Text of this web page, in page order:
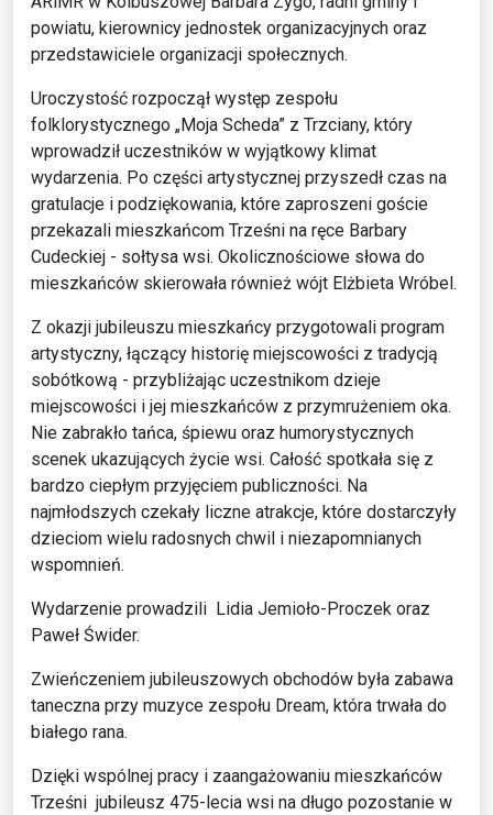
powiatu, kierownicy jednostek organizacyjnych oraz
przedstawiciele organizacji społecznych.
Uroczystość rozpoczął występ zespołu
folklorystycznego „Moja Scheda” z Trzciany, który
wprowadził uczestników w wyjątkowy klimat
wydarzenia. Po części artystycznej przyszedł czas na
gratulacje i podziękowania, które zaproszeni goście
przekazali mieszkańcom Trześni na ręce Barbary
Cudeckiej - sołtysa wsi. Okolicznościowe słowa do
mieszkańców skierowała również wójt Elżbieta Wróbel.
Z okazji jubileuszu mieszkańcy przygotowali program
artystyczny, łączący historię miejscowości z tradycją
sobótkową - przybliżając uczestnikom dzieje
miejscowości i jej mieszkańców z przymrużeniem oka.
Nie zabrakło tańca, śpiewu oraz humorystycznych
scenek ukazujących życie wsi. Całość spotkała się z
bardzo ciepłym przyjęciem publiczności. Na
najmłodszych czekały liczne atrakcje, które dostarczyły
dzieciom wielu radosnych chwil i niezapomnianych
wspomnień.
Wydarzenie prowadzili Lidia Jemioło-Proczek oraz
Paweł Świder.
Zwieńczeniem jubileuszowych obchodów była zabawa
taneczna przy muzyce zespołu Dream, która trwała do
białego rana.
Dzięki wspólnej pracy i zaangażowaniu mieszkańców
Trześni jubileusz 475-lecia wsi na długo pozostanie w